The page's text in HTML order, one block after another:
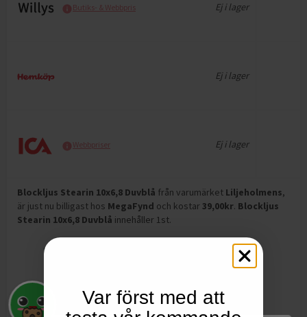
Butiks- & Webbpris Ej i lager
Ej i lager
Webbpriser Ej i lager
Blockljus Stearin 10x6,8 Duvblå från varumärket Liljeholmens,
är just nu billigast hos MegaFynd och kostar 39,00kr. Blockljus
Stearin 10x6,8 Duvblå innehåller 1st.
Var först med att